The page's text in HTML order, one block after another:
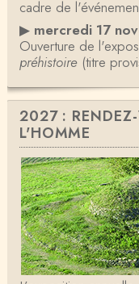
cadre de
▶ mercredi 17
Ouverture de
préhistoire(titre
2027 :
L'HOMME